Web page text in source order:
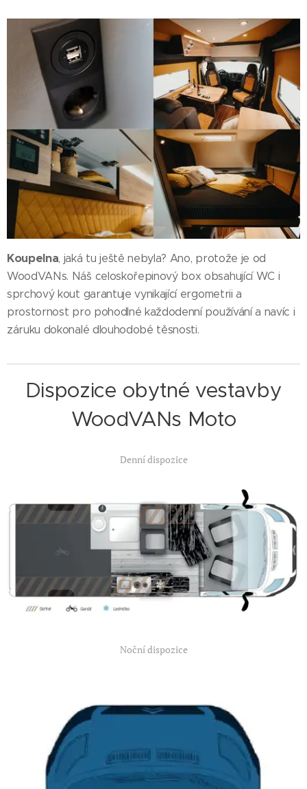
Koupelna, jaká tu ještě nebyla? Ano, protože je od
WoodVANs. Náš celoskořepinový box obsahující WC i
sprchový kout garantuje vynikající ergometrii a
prostornost pro pohodlné každodenní používání a navíc i
záruku dokonalé dlouhodobé těsnosti.
Dispozice obytné vestavby
WoodVANs Moto
Denní dispozice
Noční dispozice